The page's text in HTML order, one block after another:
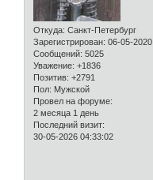
Откуда: Санкт-Петербург
Зарегистрирован: 06-05-2020
Сообщений: 5025
Уважение: +1836
Позитив: +2791
Пол: Мужской
Провел на форуме:
2 месяца 1 день
Последний визит:
30-05-2026 04:33:02